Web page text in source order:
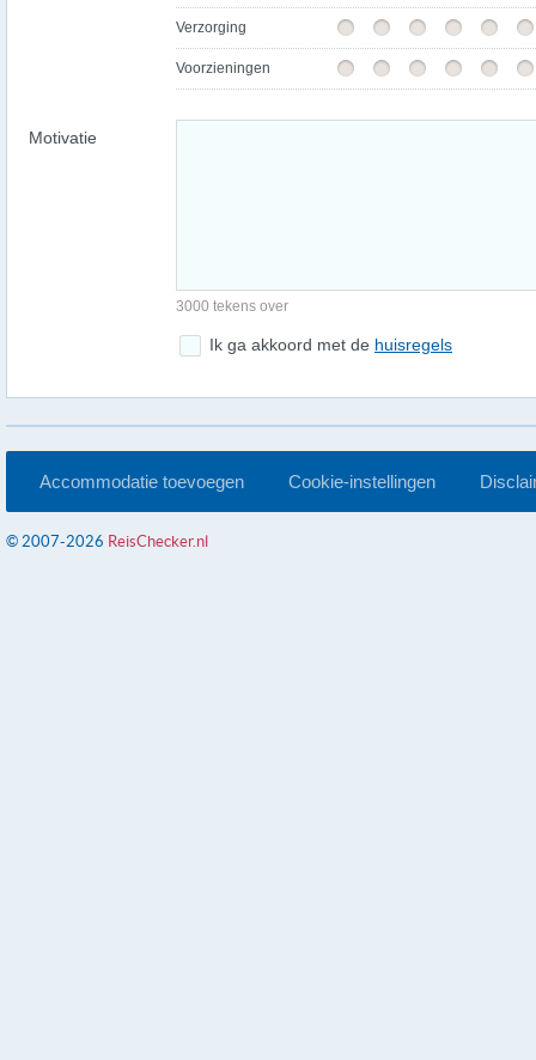
Verzorging
Voorzieningen
Motivatie
3000 tekens over
Ik ga akkoord met de huisregels
Accommodatie toevoegen Cookie-instellingen
© 2007-2026 ReisChecker.nl